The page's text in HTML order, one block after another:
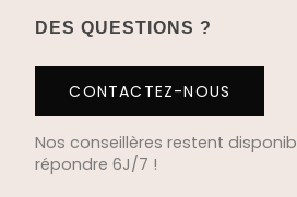
DES QUESTIONS ?
CONTACTEZ-NOUS
Nos conseillères restent
répondre 6J/7 !